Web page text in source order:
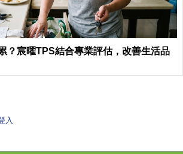
？宸曜TPS結合專業評估，改善生活品
入